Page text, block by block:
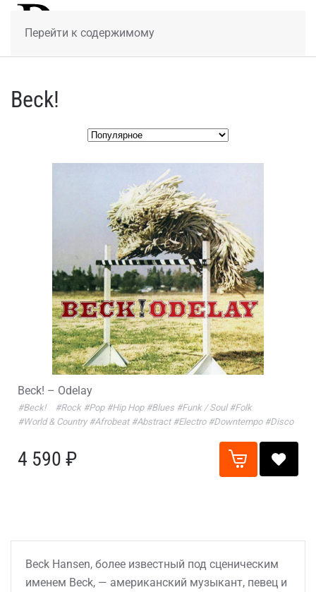
Перейти к содержимому
Beck!
Beck! – Odelay
#Beck! #Rock #Pop #Hip Hop #Blues #Funk / Soul #Folk
#World & Country #Afrobeat #Abstract #Electro #Downtempo #Disco
4 590 ₽
Beck Hansen, более известный под сценическим
именем Beck, — американский музыкант, певец и